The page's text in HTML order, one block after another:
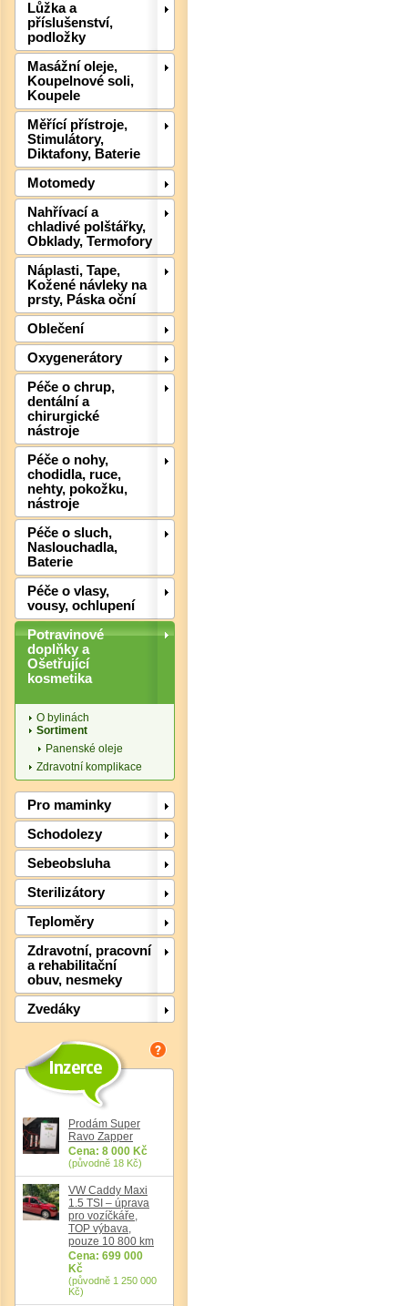
Lůžka a
příslušenství,
podložky
Masážní oleje,
Koupelnové soli,
Koupele
Měřící přístroje,
Stimulátory,
Diktafony, Baterie
Motomedy
Nahřívací a
chladivé polštářky,
Obklady, Termofory
Náplasti, Tape,
Kožené návleky na
prsty, Páska oční
Oblečení
Oxygenerátory
Péče o chrup,
dentální a
chirurgické
nástroje
Péče o nohy,
chodidla, ruce,
nehty, pokožku,
nástroje
Péče o sluch,
Naslouchadla,
Baterie
Péče o vlasy,
vousy, ochlupení
Potravinové
doplňky a
Ošetřující
kosmetika
O bylinách
Sortiment
Panenské oleje
Zdravotní komplikace
Pro maminky
Schodolezy
Sebeobsluha
Sterilizátory
Teploměry
Zdravotní, pracovní
a rehabilitační
obuv, nesmeky
Zvedáky
Prodám Super
Ravo Zapper
Cena: 8 000 Kč
(původně 18 Kč)
VW Caddy Maxi
1.5 TSI – úprava
pro vozíčkáře,
TOP výbava,
pouze 10 800 km
Cena: 699 000
Kč
(původně 1 250 000
Kč)